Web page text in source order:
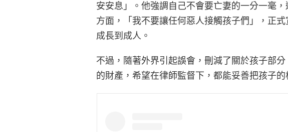
安安息」。他強調自己不會要亡妻的一分一毫
方面，「我不要讓任何惡人接觸孩子們」，正
成長到成人。
不過，隨著外界引起誤會，刪減了關於孩子部
的財產，希望在律師監督下，都能妥善把孩子的